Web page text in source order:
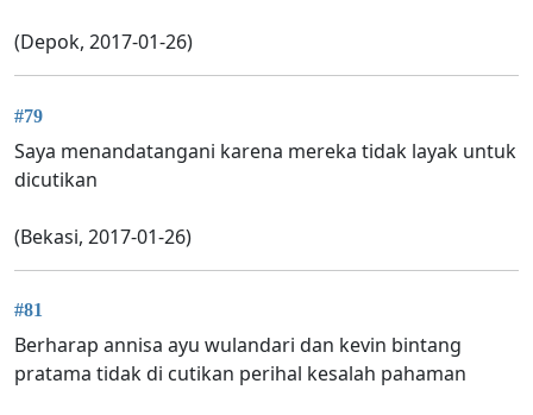
(Depok, 2017-01-26)
#79
Saya menandatangani karena mereka tidak layak untuk
dicutikan
(Bekasi, 2017-01-26)
#81
Berharap annisa ayu wulandari dan kevin bintang
pratama tidak di cutikan perihal kesalah pahaman